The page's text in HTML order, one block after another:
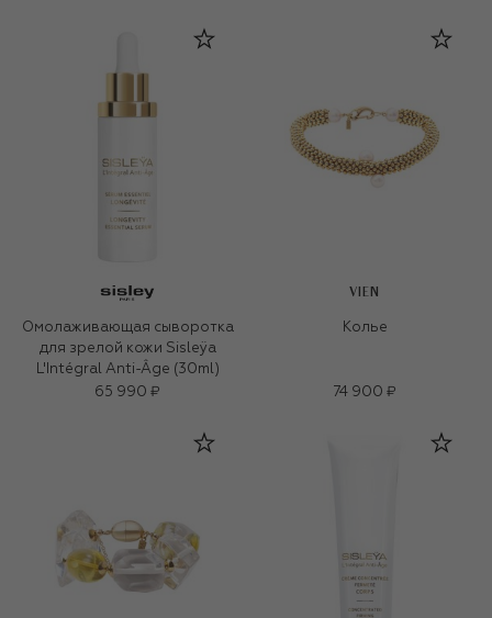
Омолаживающая сыворотка
для зрелой кожи Sisleÿa
L'Intégral Anti-Âge (30ml)
65 990 ₽
VIEN
Колье
74 900 ₽